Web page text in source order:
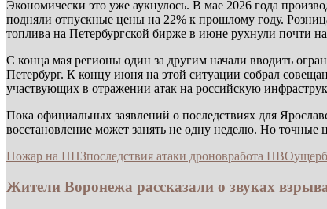
Экономически это уже аукнулось. В мае 2026 года
подняли отпускные цены на 22% к прошлому году.
топлива на Петербургской бирже в июне рухнули почти на
С конца мая регионы один за другим начали вводить
Петербург. К концу июня на этой ситуации собрал
участвующих в отражении атак на российскую
Пока официальных заявлений о последствиях для
восстановление может занять не одну неделю. Но
Пожар на НПЗпоследствия атаки дроновработа ПВО
Жители Воронежа рассказали о звуках